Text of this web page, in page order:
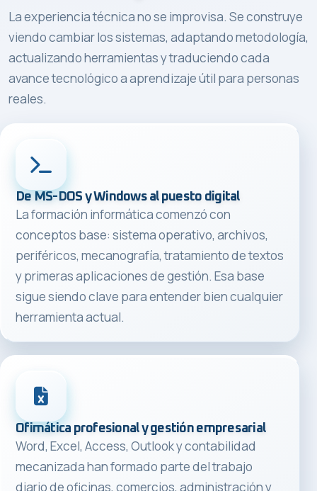
La experiencia técnica no se improvisa. Se construye
viendo cambiar los sistemas, adaptando metodología,
actualizando herramientas y traduciendo cada
avance tecnológico a aprendizaje útil para personas
reales.
De MS-DOS y Windows al puesto digital
La formación informática comenzó con
conceptos base: sistema operativo, archivos,
periféricos, mecanografía, tratamiento de textos
y primeras aplicaciones de gestión. Esa base
sigue siendo clave para entender bien cualquier
herramienta actual.
Ofimática profesional y gestión empresarial
Word, Excel, Access, Outlook y contabilidad
mecanizada han formado parte del trabajo
diario de oficinas, comercios, administración y